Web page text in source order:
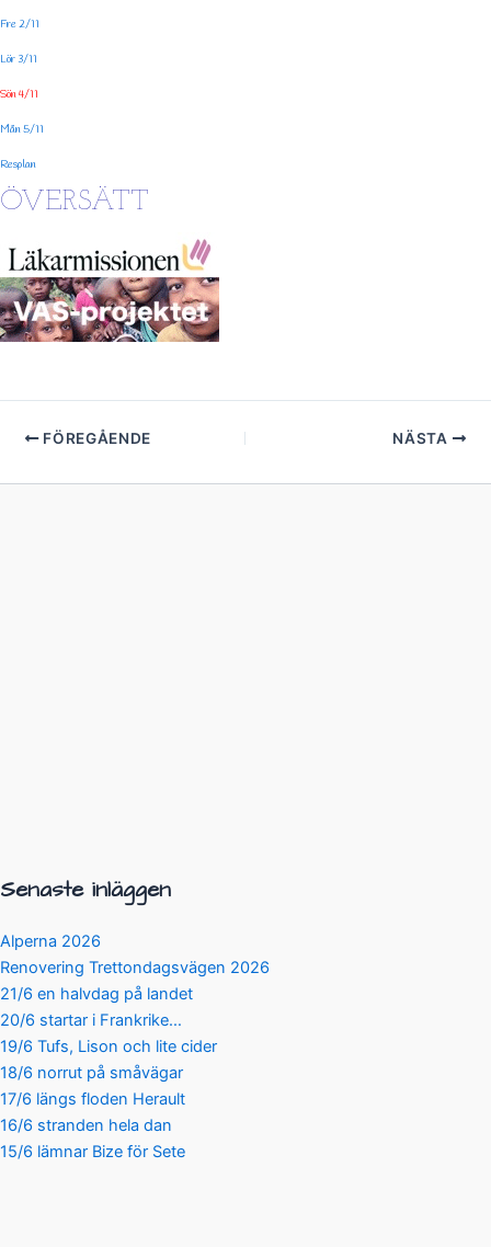
Fre 2/11
Lör 3/11
Sön 4/11
Mån 5/11
Resplan
ÖVERSÄTT
FÖREGÅENDE NÄSTA
Senaste inläggen
Alperna 2026
Renovering Trettondagsvägen 2026
21/6 en halvdag på landet
20/6 startar i Frankrike…
19/6 Tufs, Lison och lite cider
18/6 norrut på småvägar
17/6 längs floden Herault
16/6 stranden hela dan
15/6 lämnar Bize för Sete